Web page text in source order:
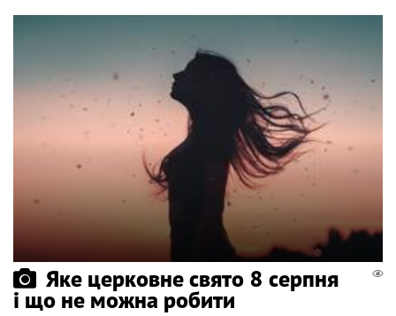
Яке церковне свято 8 серпня
і що не можна робити